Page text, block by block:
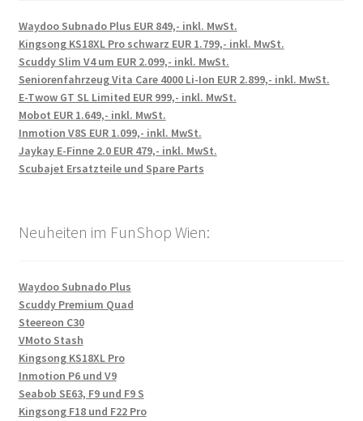
Waydoo Subnado Plus EUR 849,- inkl. MwSt.
Kingsong KS18XL Pro schwarz EUR 1.799,- inkl. MwSt.
Scuddy Slim V4 um EUR 2.099,- inkl. MwSt.
Seniorenfahrzeug Vita Care 4000 Li-Ion EUR 2.899,- inkl. MwSt.
E-Twow GT SL Limited EUR 999,- inkl. MwSt.
Mobot EUR 1.649,- inkl. MwSt.
Inmotion V8S EUR 1.099,- inkl. MwSt.
Jaykay E-Finne 2.0 EUR 479,- inkl. MwSt.
Scubajet Ersatzteile und Spare Parts
Neuheiten im FunShop Wien:
Waydoo Subnado Plus
Scuddy Premium Quad
Steereon C30
VMoto Stash
Kingsong KS18XL Pro
Inmotion P6 und V9
Seabob SE63, F9 und F9 S
Kingsong F18 und F22 Pro